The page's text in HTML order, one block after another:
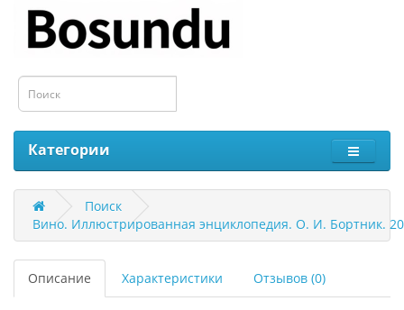
Категории
Поиск
Вино. Иллюстрированная энциклопедия. О. И. Бортник.
Описание Характеристики Отзывов (0)